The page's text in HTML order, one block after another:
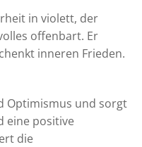
in violett, der
offenbart. Er
inneren Frieden.
Optimismus und sorgt
eine positive
die